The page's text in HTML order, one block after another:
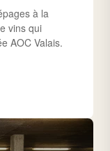
à la
vins qui
AOC Valais.